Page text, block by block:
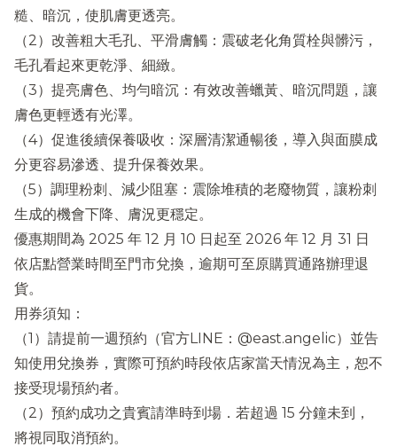
糙、暗沉，使肌膚更透亮。
（2）改善粗大毛孔、平滑膚觸：震破老化角質栓與髒污，
毛孔看起來更乾淨、細緻。
（3）提亮膚色、均勻暗沉：有效改善蠟黃、暗沉問題，讓
膚色更輕透有光澤。
（4）促進後續保養吸收：深層清潔通暢後，導入與面膜成
分更容易滲透、提升保養效果。
（5）調理粉刺、減少阻塞：震除堆積的老廢物質，讓粉刺
生成的機會下降、膚況更穩定。
優惠期間為 2025 年 12 月 10 日起至 2026 年 12 月 31 日
依店點營業時間至門市兌換，逾期可至原購買通路辦理退
貨。
用券須知：
（1）請提前一週預約（官方LINE：@east.angelic）並告
知使用兌換券，實際可預約時段依店家當天情況為主，恕不
接受現場預約者。
（2）預約成功之貴賓請準時到場．若超過 15 分鐘未到，
將視同取消預約。